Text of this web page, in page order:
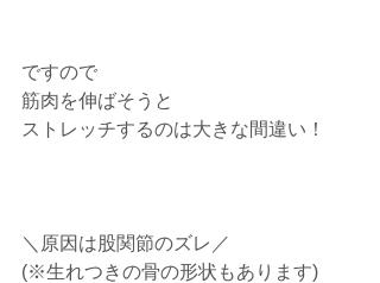
ですので⁡
筋肉を伸ばそうと⁡
ストレッチするのは大きな間違い！⁡
＼原因は股関節のズレ／⁡
(※生れつきの骨の形状もあります)⁡